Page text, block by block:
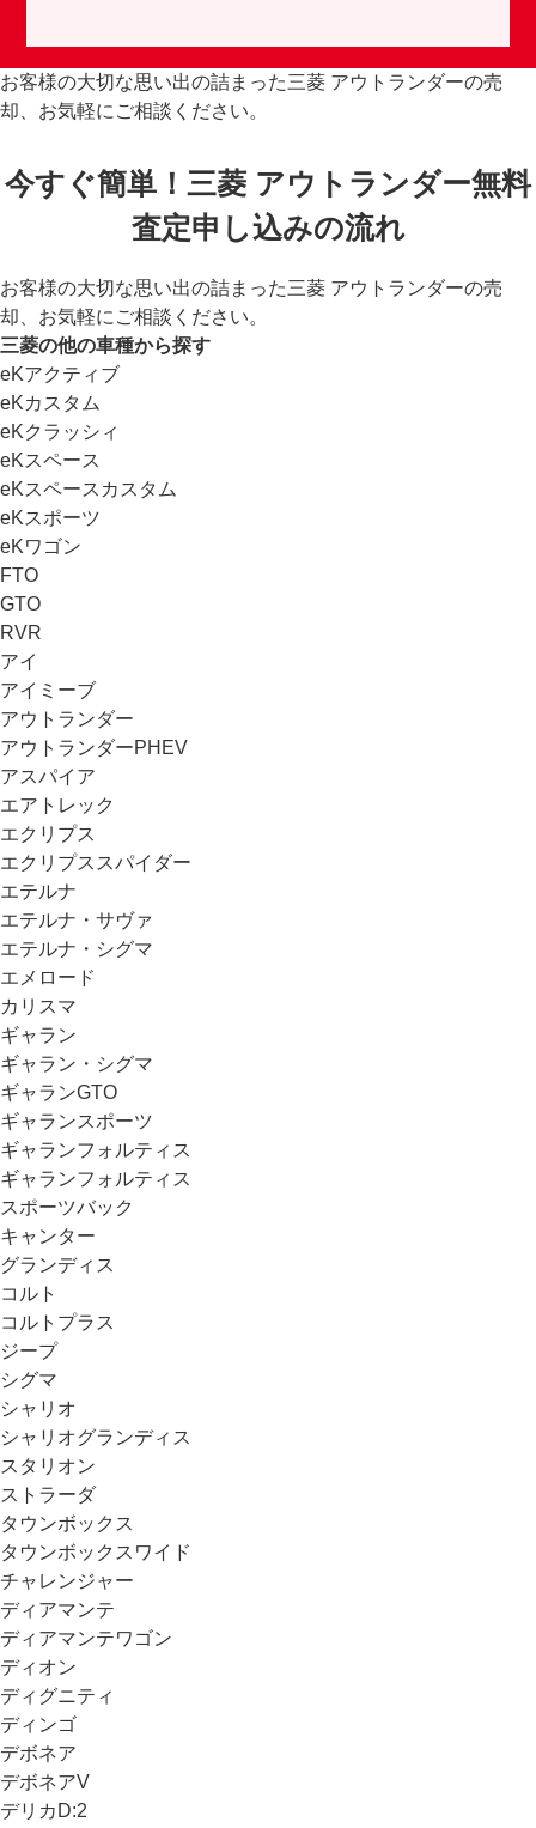
お客様の大切な思い出の詰まった三菱 アウトランダーの売
却、お気軽にご相談ください。
今すぐ簡単！三菱 アウトランダー無料
査定申し込みの流れ
お客様の大切な思い出の詰まった三菱 アウトランダーの売
却、お気軽にご相談ください。
三菱の他の車種から探す
eKアクティブ
eKカスタム
eKクラッシィ
eKスペース
eKスペースカスタム
eKスポーツ
eKワゴン
FTO
GTO
RVR
アイ
アイミーブ
アウトランダー
アウトランダーPHEV
アスパイア
エアトレック
エクリプス
エクリプススパイダー
エテルナ
エテルナ・サヴァ
エテルナ・シグマ
エメロード
カリスマ
ギャラン
ギャラン・シグマ
ギャランGTO
ギャランスポーツ
ギャランフォルティス
ギャランフォルティス
スポーツバック
キャンター
グランディス
コルト
コルトプラス
ジープ
シグマ
シャリオ
シャリオグランディス
スタリオン
ストラーダ
タウンボックス
タウンボックスワイド
チャレンジャー
ディアマンテ
ディアマンテワゴン
ディオン
ディグニティ
ディンゴ
デボネア
デボネアV
デリカD:2